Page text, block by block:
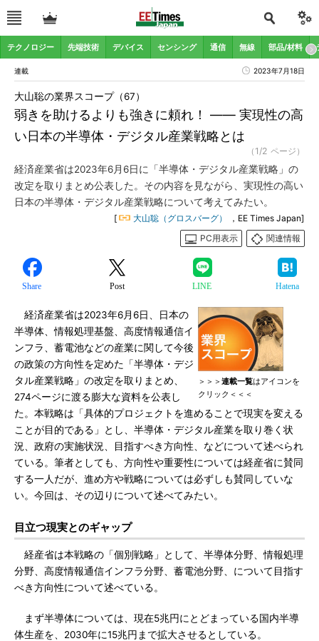
テクノロジー 先端技術 デバイス センシング 通信 無線 部品/材料
連載 2023年7月18日
弱きを助けるよりも強きに頼れ！ ―― 実現性の高
い日本の半導体・デジタル産業戦略とは
大山聡の業界スコープ（67）
（1/2 ページ）
経済産業省は2023年6月6日に「半導体・デジタル産業戦略」の
改定を取りまとめ公表した。その内容を見ながら、実現性の高い
日本の半導体・デジタル産業戦略について考えてみたい。
[ 大山聡（グロスバーグ）
，EE Times Japan]
PC用表示
関連情報
Share Post LINE Hatena
＞＞＞ 連載一覧はアイコンを
クリック＜＜＜
経済産業省は2023年6月6日、日本の
半導体、情報処理基盤、高度情報通信イ
ンフラ、蓄電池などの産業に関して今後
の政策の方向性を定めた「半導体・デジ
タル産業戦略」の改定を取りまとめ、
274ページに渡る膨大な資料を公表し
た。本戦略は「具体的プロジェクトを進めることで現実を変える
ことが目的である」とし、半導体・デジタル産業を取り巻く状
況、政府の実施状況、目指すべき方向性、などについて述べられ
ている。筆者としても、方向性や重要性については経産省に賛同
する一人だが、進め方や戦略については必ずしも賛同していな
い。今回は、その辺りについて述べてみたい。
目立つ現実とのギャップ
経産省は本戦略の「個別戦略」として、半導体分野、情報処理
分野、高度情報通信インフラ分野、蓄電池分野、について目指す
べき方向性について述べている。
まず半導体については、現在5兆円にとどまっている国内半導
体生産を、2030年に15兆円まで拡大させるとしている。